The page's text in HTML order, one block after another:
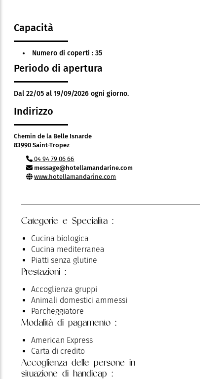
Capacità
Numero di coperti : 35
Periodo di apertura
Dal 22/05 al 19/09/2026 ogni giorno.
Indirizzo
Chemin de la Belle Isnarde
83990 Saint-Tropez
04 94 79 06 66
message@hotellamandarine.com
www.hotellamandarine.com
Categorie e Specialita :
Cucina biologica
Cucina mediterranea
Piatti senza glutine
Prestazioni :
Accoglienza gruppi
Animali domestici ammessi
Parcheggiatore
Modalità di pagamento :
American Express
Carta di credito
Accoglienza delle persone in
situazione di handicap :